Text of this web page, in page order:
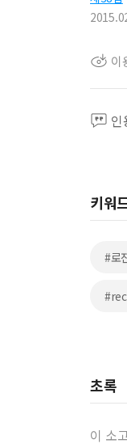
이
인
키워
#로
초록
이 소